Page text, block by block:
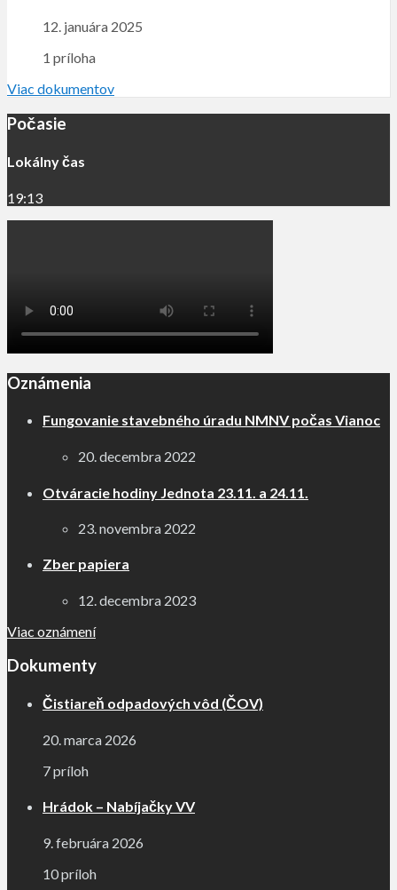
12. januára 2025
1 príloha
Viac dokumentov
Počasie
Lokálny čas
19:13
Oznámenia
Fungovanie stavebného úradu NMNV počas Vianoc
20. decembra 2022
Otváracie hodiny Jednota 23.11. a 24.11.
23. novembra 2022
Zber papiera
12. decembra 2023
Viac oznámení
Dokumenty
Čistiareň odpadových vôd (ČOV)
20. marca 2026
7 príloh
Hrádok – Nabíjačky VV
9. februára 2026
10 príloh